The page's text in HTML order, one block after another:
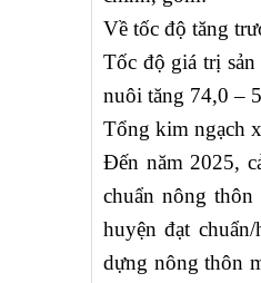
Về tốc độ tăng
Tốc độ giá trị
nuôi tăng 74,0 –
Tổng kim ngạch
Đến năm 2025,
chuẩn nông
huyện đạt
dựng nông thôn